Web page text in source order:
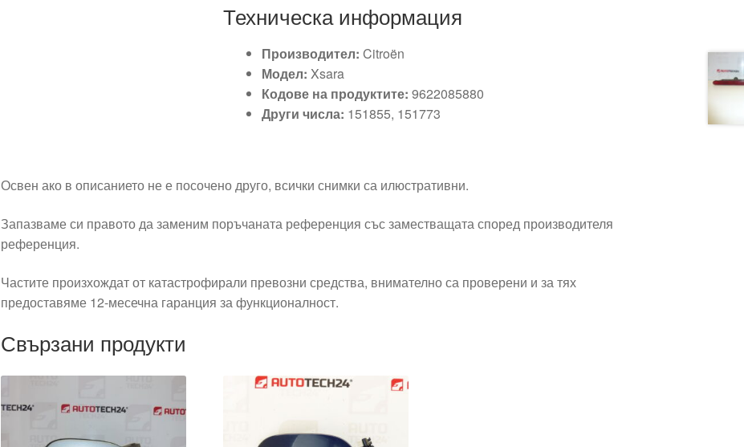
Техническа информация
Производител: Citroën
Модел: Xsara
Кодове на продуктите: 9622085880
Други числа: 151855, 151773
Освен ако в описанието не е посочено друго, всички снимки са илюстративни.
Запазваме си правото да заменим поръчаната референция със заместващата според производителя
референция.
Частите произхождат от катастрофирали превозни средства, внимателно са проверени и за тях
предоставяме 12-месечна гаранция за функционалност.
Свързани продукти